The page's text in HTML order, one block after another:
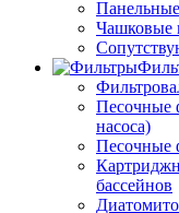
Чашковые
Песочные
насоса)
Песочные
бассейнов